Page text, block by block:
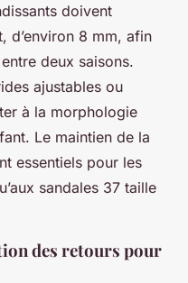
doivent
d’environ 8 mm, afin
deux saisons.
ajustables ou
à la morphologie
Le maintien de la
essentiels pour les
sandales 37 taille
des retours pour